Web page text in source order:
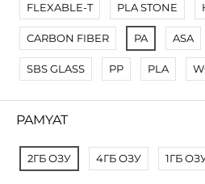
FLEXABLE-T PLA STONE
CARBON FIBER PA ASA
SBS GLASS PP PLA
PAMYAT
2ГБ ОЗУ 4ГБ ОЗУ 1ГБ